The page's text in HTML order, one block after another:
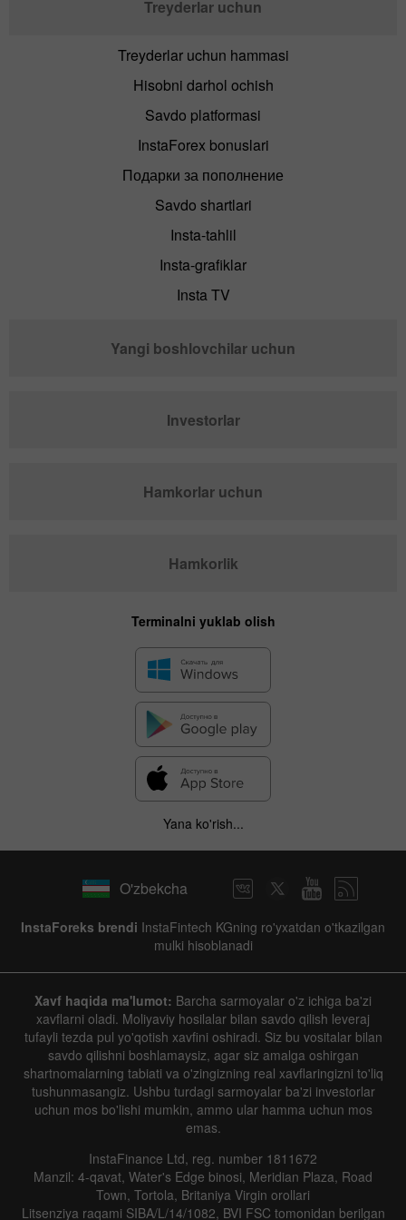
Treyderlar uchun
Treyderlar uchun hammasi
Hisobni darhol ochish
Savdo platformasi
InstaForex bonuslari
Подарки за пополнение
Savdo shartlari
Insta-tahlil
Insta-grafiklar
Insta TV
Yangi boshlovchilar uchun
Investorlar
Hamkorlar uchun
Hamkorlik
Terminalni yuklab olish
Yana ko'rish...
O'zbekcha
InstaForeks brendi InstaFintech KGning ro'yxatdan o'tkazilgan
mulki hisoblanadi
Xavf haqida ma'lumot: Barcha sarmoyalar o'z ichiga ba'zi
xavflarni oladi. Moliyaviy hosilalar bilan savdo qilish leveraj
tufayli tezda pul yo'qotish xavfini oshiradi. Siz bu vositalar bilan
savdo qilishni boshlamaysiz, agar siz amalga oshirgan
shartnomalarning tabiati va o'zingizning real xavflaringizni to'liq
tushunmasangiz. Ushbu turdagi sarmoyalar ba'zi investorlar
uchun mos bo'lishi mumkin, ammo ular hamma uchun mos
emas.
InstaFinance Ltd, reg. number 1811672
Manzil: 4-qavat, Water's Edge binosi, Meridian Plaza, Road
Town, Tortola, Britaniya Virgin orollari
Litsenziya raqami SIBA/L/14/1082, BVI FSC tomonidan berilgan